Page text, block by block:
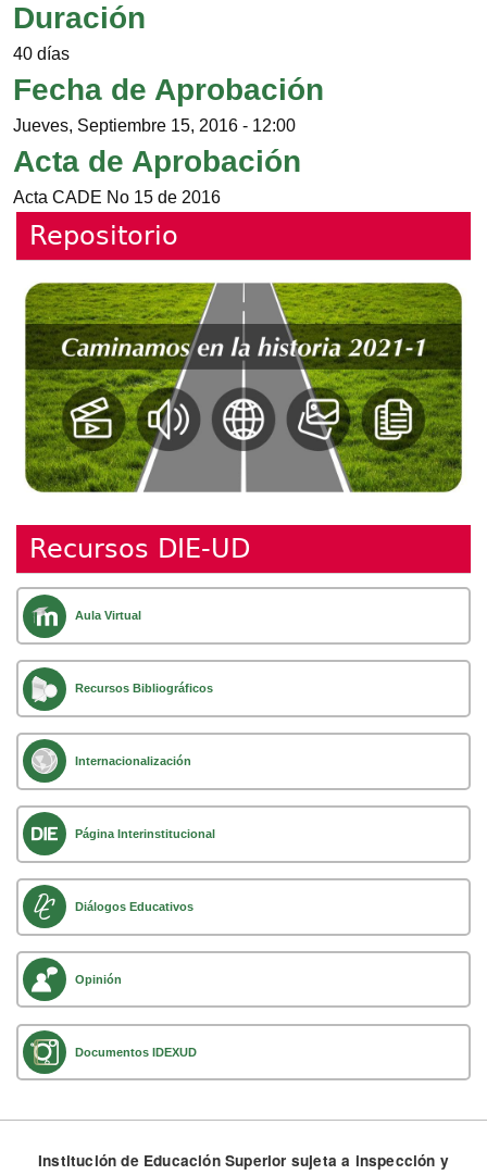
Duración
40 días
Fecha de Aprobación
Jueves, Septiembre 15, 2016 - 12:00
Acta de Aprobación
Acta CADE No 15 de 2016
Repositorio
Recursos DIE-UD
Aula Virtual
Recursos Bibliográficos
Internacionalización
Página Interinstitucional
Diálogos Educativos
Opinión
Documentos IDEXUD
Institución de Educación Superior sujeta a inspección y